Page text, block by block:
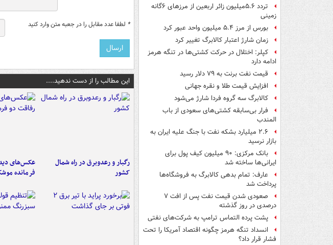
تردد ۵.۶میلیون زائر اربعین از مرزهای ۶گانه
زمینی
بورس از مرز ۵.۴ میلیون واحد عبور کرد
زمان شارژ اعتبار کالابرگ تغییر کرد
کپلر: اختلال در حرکت کشتی‌ها در تنگه هرمز
ادامه دارد
قیمت نفت برنت به ۷۹ دلار رسید
افزایش قیمت طلا و نقره جهانی
کالابرگ سه گروه فردا شارژ می‌شود
فرار بی‌سابقه کشتی‌های سعودی از باب
المندب
۲.۶ میلیارد بشکه نفت با جنگ علیه ایران به
بازار نرسید
بانک مرکزی: ۹۰ میلیون کیف پول برای
ایرانی‌ها ساخته شد
عارف: تمام بدهی کالابرگ به فروشگاه‌ها
پرداخت شد
صعودی شدن قیمت نفت پس از افت ۷
درصدی در روز گذشته
پشت پرده التماس ترامپ به شرکت‌های نفتی
انسداد تنگه هرمز چگونه اقتصاد آمریکا را تحت
فشار قرار داد؟
* لطفا عدد مقابل را در جعبه متن وارد کنید
این مطالب را از دست ندهید....
رگبار و رعدوبرق در راه شمال
کشور
عکس‌های
فرمانده‌